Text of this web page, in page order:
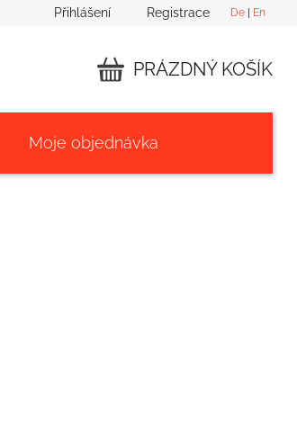
De| En
Přihlášení Registrace
KOŠÍK
PRÁZDNÝ KOŠÍK
Moje objednávka